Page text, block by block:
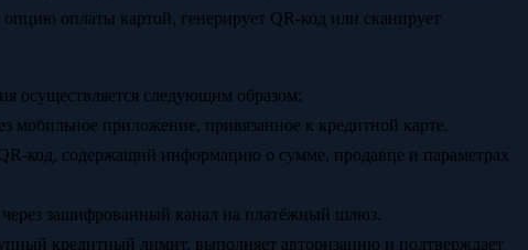
опцию оплаты картой, генерирует QR-код или сканирует
осуществляется следующим образом:
мобильное приложение, привязанное к кредитной карте.
код, содержащий информацию о сумме, продавце и параметрах
через зашифрованный канал на платёжный шлюз.
кредитный лимит, выполняет авторизацию и подтверждает